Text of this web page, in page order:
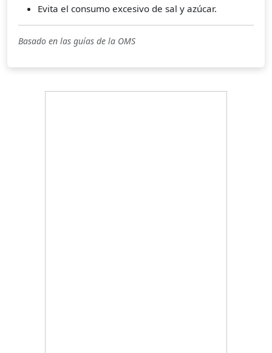
Evita el consumo excesivo de sal y azúcar.
Basado en las guías de la OMS